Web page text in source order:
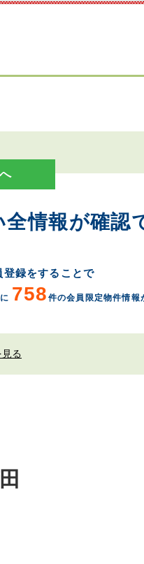
情報が確認
登録をすることで
758 件の会員限定物件情報
る